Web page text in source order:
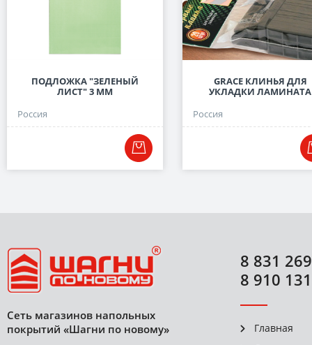
ПОДЛОЖКА "ЗЕЛЕНЫЙ
ЛИСТ" 3 ММ
Россия
GRACE КЛИНЬЯ ДЛЯ
УКЛАДКИ ЛАМИНАТА
Россия
Сеть магазинов напольных
покрытий «Шагни по новому»
8 831
8 910
Главная